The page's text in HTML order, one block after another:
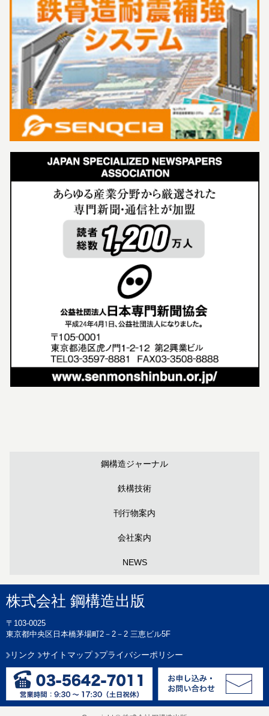
鋼構造ジャーナル
鉄構技術
刊行物案内
会社案内
NEWS
株式会社 鋼構造出版
〒103-0025
東京都中央区日本橋茅場町2－2－2 三恵ビル5F
リンク サイトマップ プライバシーポリシー